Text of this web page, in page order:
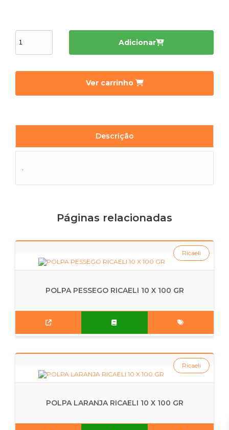
Adicionar
Ver carrinho
Descrição
.
Páginas relacionadas
POLPA PESSEGO RICAELI 10 X 100 GR
Ricaeli
POLPA LARANJA RICAELI 10 X 100 GR
Ricaeli